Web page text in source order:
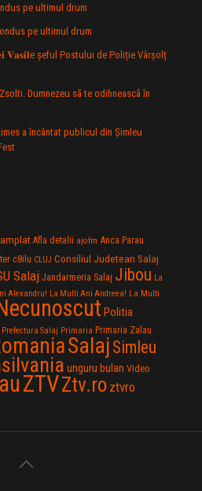
pe ultimul drum
pe ultimul drum
𝐕𝐚𝐬𝐢𝐥e şeful Postului de Poliție Vârșolț
Dumnezeu sã te odihneascã în
a încântat publicul din Şimleu
Afla detalii ajofm Anca Parau
c8ilu CLUJ Consiliul Judetean Salaj
Salaj Jandarmeria Salaj Jibou La
Alexandru! La Multi Ani Andreea! La Multi
Politia
Prefectura Salaj Primaria Primaria Zalau
Salaj Simleu
unguru bulan Video
ZTVZtv.ro ztvro